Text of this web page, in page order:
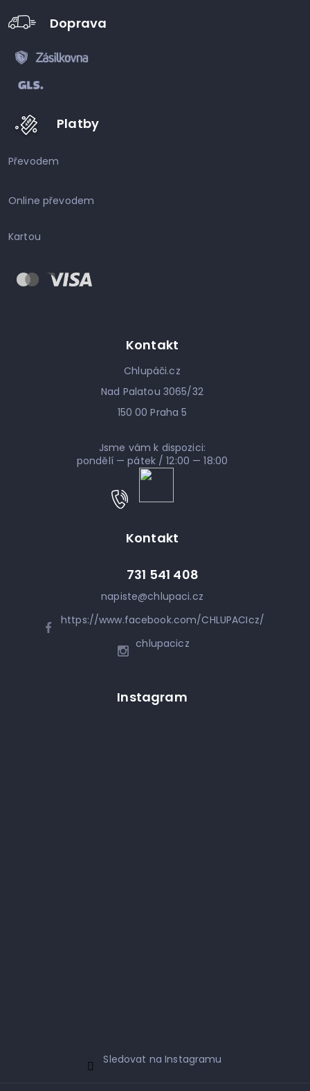
Doprava
Platby
Převodem
Online převodem
Kartou
Kontakt
Chlupáči.cz
Nad Palatou 3065/32
150 00 Praha 5
Jsme vám k dispozici:
pondělí — pátek / 12:00 — 18:00
Kontakt
napiste@chlupaci.cz
731 541 408
https://www.facebook.com/CHLUPACIcz/
chlupacicz
Instagram
Sledovat na Instagramu